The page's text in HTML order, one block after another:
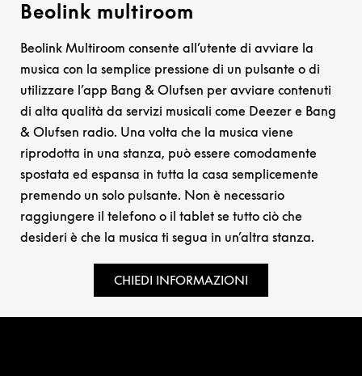
Beolink multiroom
Beolink Multiroom consente all’utente di avviare la
musica con la semplice pressione di un pulsante o di
utilizzare l’app Bang & Olufsen per avviare contenuti
di alta qualità da servizi musicali come Deezer e Bang
& Olufsen radio. Una volta che la musica viene
riprodotta in una stanza, può essere comodamente
spostata ed espansa in tutta la casa semplicemente
premendo un solo pulsante. Non è necessario
raggiungere il telefono o il tablet se tutto ciò che
desideri è che la musica ti segua in un’altra stanza.
CHIEDI INFORMAZIONI